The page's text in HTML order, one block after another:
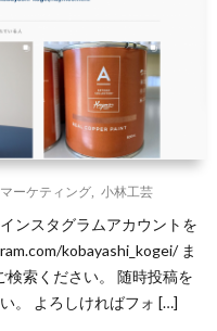
マーケティング 小林工芸
ンスタグラムアカウントを
kobayashi_kogei/ ま
検索ください。 随時投稿を
。 よろしければフォ […]